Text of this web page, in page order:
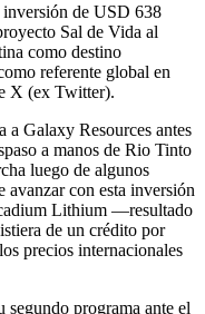
inversión de USD 638
Sal de Vida al
como destino
referente global en
X (ex Twitter).
a Galaxy Resources antes
a manos de Rio Tinto
luego de algunos
avanzar con esta inversión
Lithium —resultado
de un crédito por
precios internacionales
segundo programa ante el